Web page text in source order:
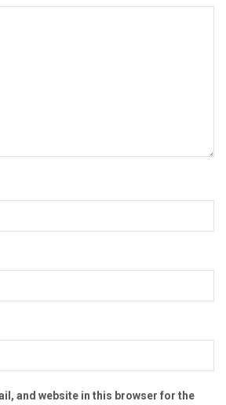
and website in this browser for the